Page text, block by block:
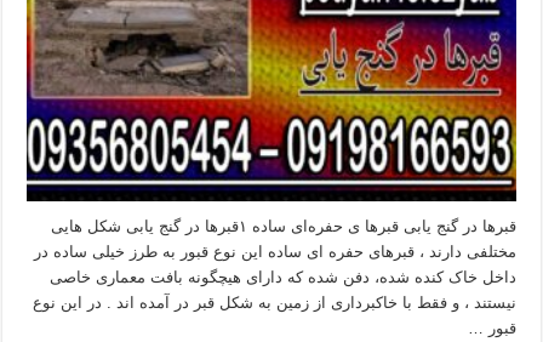
قبرها در گنج یابی قبرها ی حفره‌ای ساده ۱قبرها در گنج یابی شکل هایی
مختلفی دارند ، قبرهای حفره ای ساده این نوع قبور به طرز خیلی ساده در
داخل خاک کنده شده، دفن شده که دارای هیچگونه بافت معماری خاصی
نیستند ، و فقط با خاکبرداری از زمین به شکل قبر در آمده اند . در این نوع
قبور …